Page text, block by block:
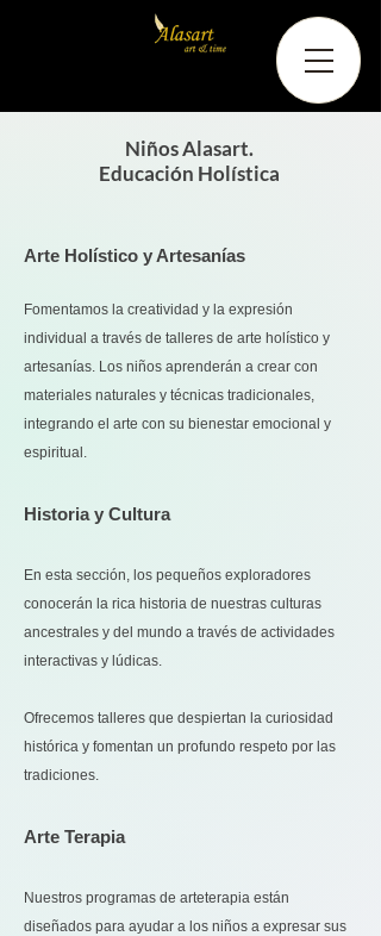
Niños Alasart.
Educación Holística
Arte Holístico y Artesanías
Fomentamos la creatividad y la expresión
individual a través de talleres de arte holístico y
artesanías. Los niños aprenderán a crear con
materiales naturales y técnicas tradicionales,
integrando el arte con su bienestar emocional y
espiritual.
Historia y Cultura
En esta sección, los pequeños exploradores
conocerán la rica historia de nuestras culturas
ancestrales y del mundo a través de actividades
interactivas y lúdicas.
Ofrecemos talleres que despiertan la curiosidad
histórica y fomentan un profundo respeto por las
tradiciones.
Arte Terapia
Nuestros programas de arteterapia están
diseñados para ayudar a los niños a expresar sus